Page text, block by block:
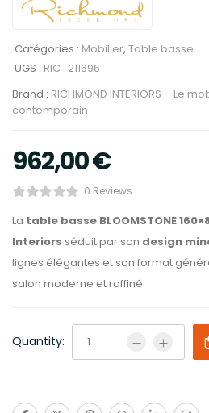
Catégories : Mobilier, Table basse
UGS : RIC_211696
Brand : RICHMOND INTERIORS – Le
contemporain
962,00€
0 Reviews
La table basse BLOOMSTONE
Interiors séduit par son design
lignes élégantes et son format
salon moderne et raffiné.
Quantity: